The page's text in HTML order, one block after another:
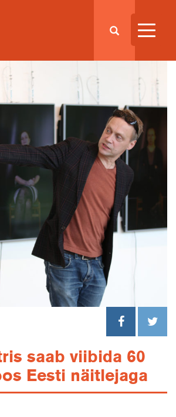
saab viibida 60
Eesti näitlejaga